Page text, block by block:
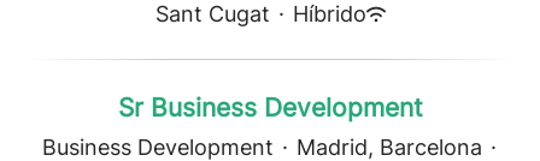
Sant Cugat · Híbrido
Sr Business Development
Business Development · Madrid, Barcelona ·